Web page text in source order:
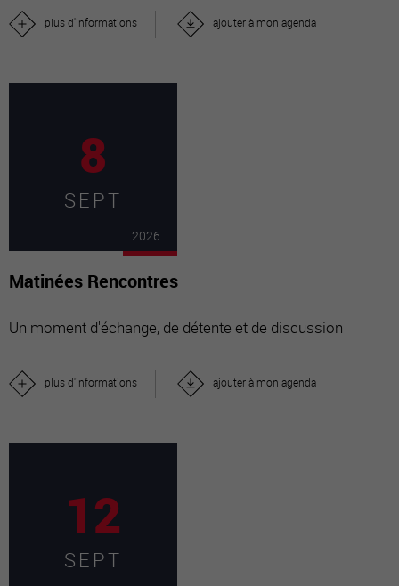
plus d'informations ajouter à mon agenda
8
SEPT
2026
Matinées Rencontres
Un moment d'échange, de détente et de discussion
plus d'informations ajouter à mon agenda
12
SEPT